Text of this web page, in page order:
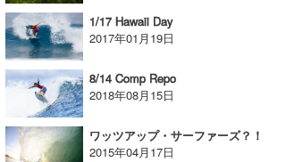
1/17 Hawaii Day
2017年01月19日
8/14 Comp Repo
2018年08月15日
ワッツアップ・サーファーズ？！
2015年04月17日
waka☆=
YUKI☆
たっちー
ハンマー